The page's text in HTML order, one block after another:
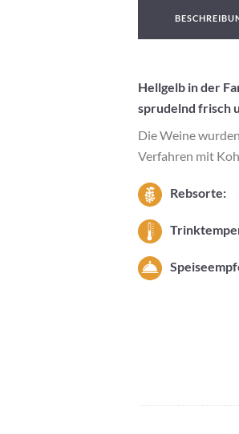
Hellgelb in der
sprudelnd frisch
Die Weine
Verfahren mit
Rebsorte: